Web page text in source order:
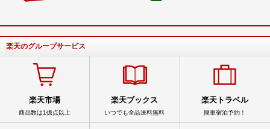
楽天のグループサービス
楽天市場
商品数は1億点以上
楽天ブックス
いつでも全品送料無料
楽天トラベル
簡単宿泊予約！